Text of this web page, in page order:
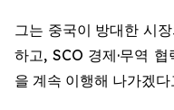
그는 중국이 방대한 시
하고, SCO 경제·무역
을 계속 이행해 나가겠